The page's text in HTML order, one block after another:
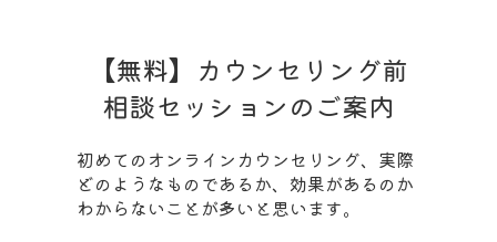
【無料】カウンセリング前
相談セッションのご案内
初めてのオンラインカウンセリング、実際
どのようなものであるか、効果があるのか
わからないことが多いと思います。